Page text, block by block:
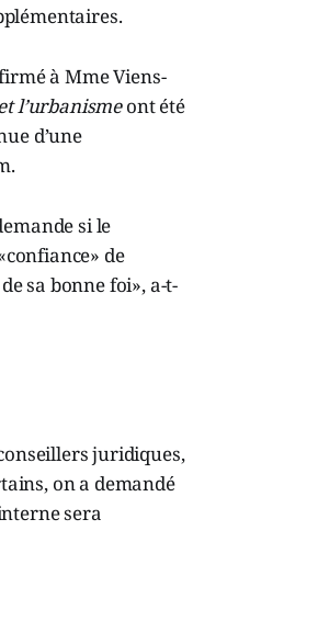
à Mme Viens-
l’urbanismeont été
d’une
si le
de
sa bonne foi», a-t-
juridiques,
on a demandé
sera